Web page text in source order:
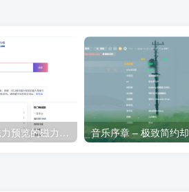
磁力吧 – 提供磁力预览的磁力搜索引擎